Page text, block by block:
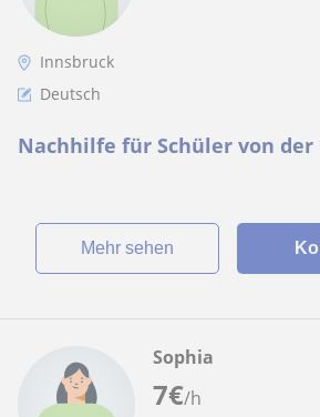
Innsbruck
Deutsch
Nachhilfe für Schüler von der
Mehr sehen
7€/h
Sophia